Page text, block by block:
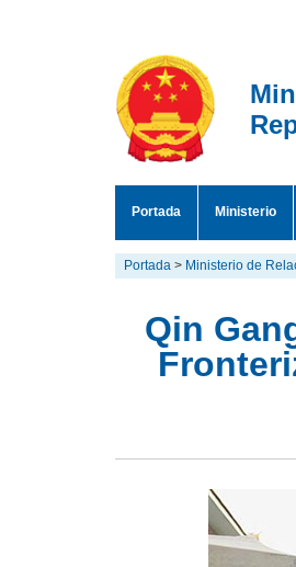
Portada Ministerio
Portada > Ministerio de
Qin